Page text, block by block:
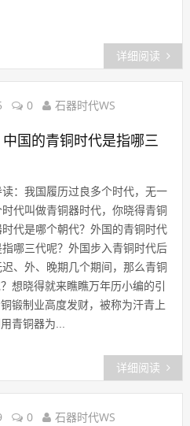
详细阅读
0 石器时代WS
国的青铜时代是指哪三
读：我国履历过良多个时代，无一
时代叫做青铜器时代，你晓得青铜
时代是哪个朝代？外国的青铜时代
指哪三代呢？外国步入青铜时代后
迟、外、晚期几个期间，那么青铜
想晓得就来瞧瞧万年历小编的引
锻制业高度发财，被称为汗青上
青铜器为...
详细阅读
0 石器时代WS